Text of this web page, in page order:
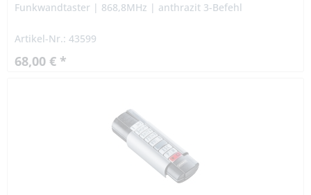
Funkwandtaster | 868,8MHz | anthrazit 3-Befehl
Artikel-Nr.: 43599
68,00 € *